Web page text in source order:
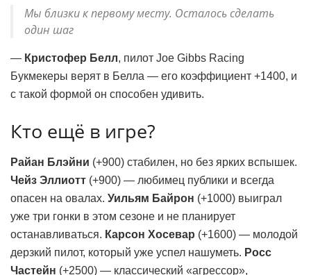
Мы близки к первому месту. Осталось сделать
один шаг
— Кристофер Белл, пилот Joe Gibbs Racing
Букмекеры верят в Белла — его коэффициент +1400, и
с такой формой он способен удивить.
Кто ещё в игре?
Райан Блэйни (+900) стабилен, но без ярких вспышек.
Чейз Эллиотт (+900) — любимец публики и всегда
опасен на овалах. Уильям Байрон (+1000) выиграл
уже три гонки в этом сезоне и не планирует
останавливаться. Карсон Хосевар (+1600) — молодой
дерзкий пилот, который уже успел нашуметь. Росс
Частейн (+2500) — классический «агрессор»,